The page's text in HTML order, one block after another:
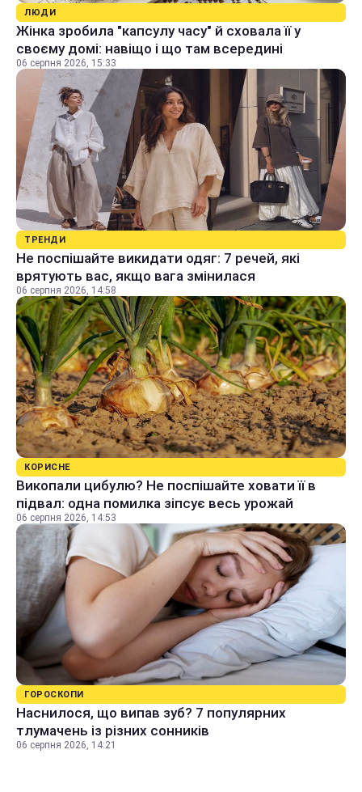
ЛЮДИ
Жінка зробила "капсулу часу" й сховала її у
своєму домі: навіщо і що там всередині
06 серпня 2026, 15:33
ТРЕНДИ
Не поспішайте викидати одяг: 7 речей, які
врятують вас, якщо вага змінилася
06 серпня 2026, 14:58
КОРИСНЕ
Викопали цибулю? Не поспішайте ховати її в
підвал: одна помилка зіпсує весь урожай
06 серпня 2026, 14:53
ГОРОСКОПИ
Наснилося, що випав зуб? 7 популярних
тлумачень із різних сонників
06 серпня 2026, 14:21